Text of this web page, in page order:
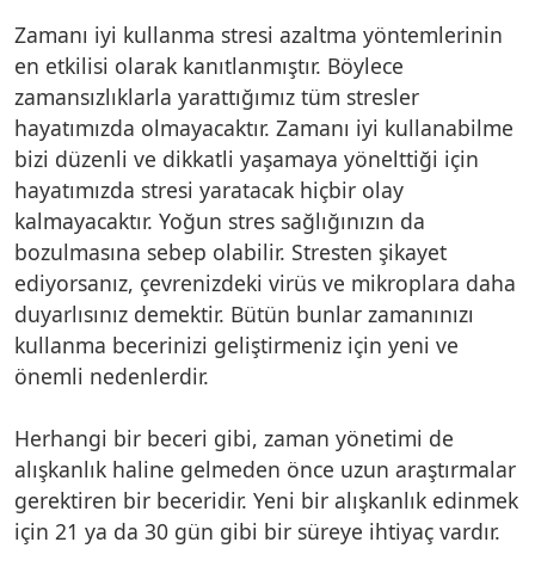
Zamanı iyi kullanma stresi azaltma yöntemlerinin
en etkilisi olarak kanıtlanmıştır. Böylece
zamansızlıklarla yarattığımız tüm stresler
hayatımızda olmayacaktır. Zamanı iyi kullanabilme
bizi düzenli ve dikkatli yaşamaya yönelttiği için
hayatımızda stresi yaratacak hiçbir olay
kalmayacaktır. Yoğun stres sağlığınızın da
bozulmasına sebep olabilir. Stresten şikayet
ediyorsanız, çevrenizdeki virüs ve mikroplara daha
duyarlısınız demektir. Bütün bunlar zamanınızı
kullanma becerinizi geliştirmeniz için yeni ve
önemli nedenlerdir.
Herhangi bir beceri gibi, zaman yönetimi de
alışkanlık haline gelmeden önce uzun araştırmalar
gerektiren bir beceridir. Yeni bir alışkanlık edinmek
için 21 ya da 30 gün gibi bir süreye ihtiyaç vardır.